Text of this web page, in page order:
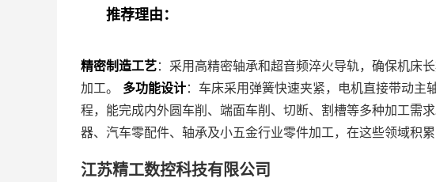
推荐理由：
精密制造工艺：采用高精密轴承和超音频淬火导轨，确保机床
加工。 多功能设计：车床采用弹簧快速夹紧，电机直接带动
程，能完成内外圆车削、端面车削、切断、割槽等多种加工需求
器、汽车零配件、轴承及小五金行业零件加工，在这些领域积累
江苏精工数控科技有限公司